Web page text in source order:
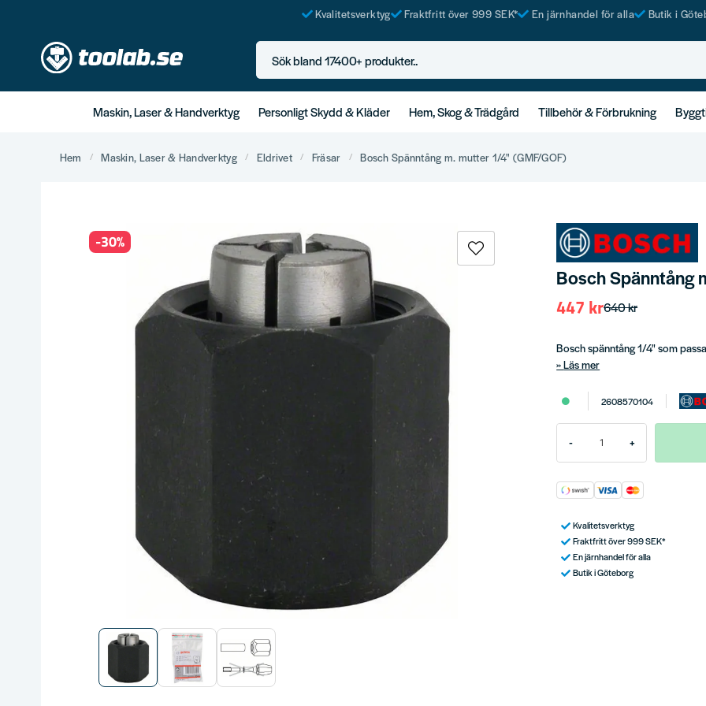
Kvalitetsverktyg Fraktfritt över 999 SEK* En järnhandel för alla Butik i
Sök bland 17400+ produkter..
Maskin, Laser & Handverktyg Personligt Skydd & Kläder Hem, Skog & Trädgård Tillbehör & Förbrukning
Hem Maskin, Laser & Handverktyg Eldrivet Fräsar Bosch Spänntång m. mutter 1/4" (GMF/GOF)
-30%
Bosch Spänntång
640 kr
447 kr
Bosch spänntång 1/4" som
Läs mer
2608570104
- +
Kvalitetsverktyg
Fraktfritt över 999 SEK*
En järnhandel för alla
Butik i Göteborg